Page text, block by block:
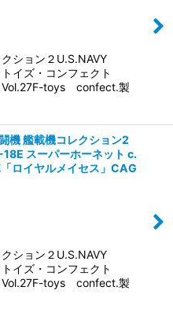
ション２U.S.NAVY
イズ・コンフェクト
Vol.27F-toys confect.製
機 艦載機コレクション2
スーパーホーネット c.
ロイヤルメイセス」CAG
ション２U.S.NAVY
イズ・コンフェクト
Vol.27F-toys confect.製